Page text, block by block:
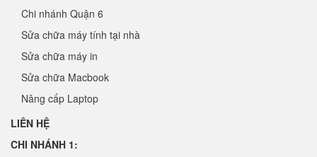
Chi nhánh Quận 6
Sửa chữa máy tính tại nhà
Sửa chữa máy in
Sửa chữa Macbook
Nâng cấp Laptop
LIÊN HỆ
CHI NHÁNH 1: